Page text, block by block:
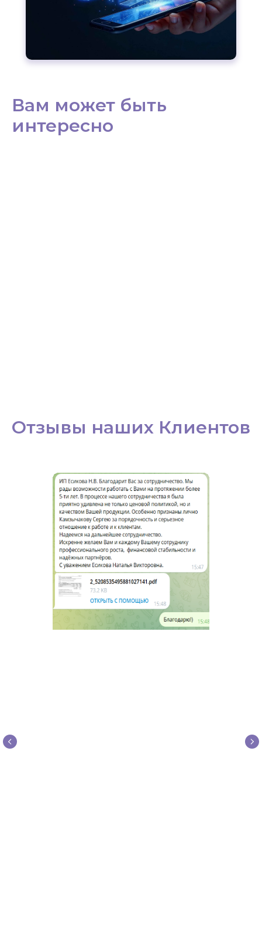
Вам может быть
интересно
Отзывы наших Клиентов